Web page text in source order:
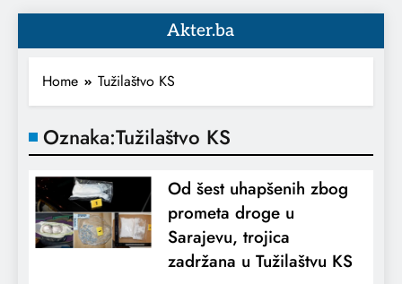
Akter.ba
Home Tužilaštvo KS
Oznaka:Tužilaštvo KS
Od šest uhapšenih zbog
prometa droge u
Sarajevu, trojica
zadržana u Tužilaštvu KS